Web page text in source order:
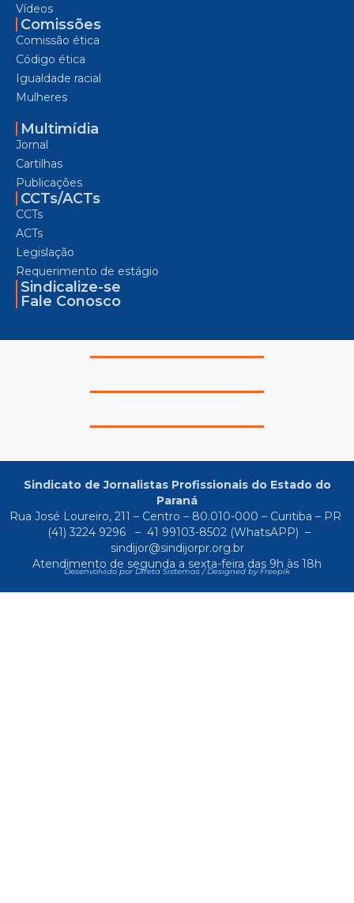
Vídeos
Comissões
Comissão ética
Código ética
Igualdade racial
Mulheres
Multimídia
Jornal
Cartilhas
Publicações
CCTs/ACTs
CCTs
ACTs
Legislação
Requerimento de estágio
Sindicalize-se
Fale Conosco
Sindicato de Jornalistas Profissionais do Estado do
Paraná
Rua José Loureiro, 211 – Centro – 80.010-000 – Curitiba – PR
(41) 3224 9296
– 41 99103-8502(WhatsAPP) –
sindijor@sindijorpr.org.br
Atendimento de segunda a sexta-feira das 9h às 18h
Desenvolvido por Direta Sistemas /Designed by Freepik